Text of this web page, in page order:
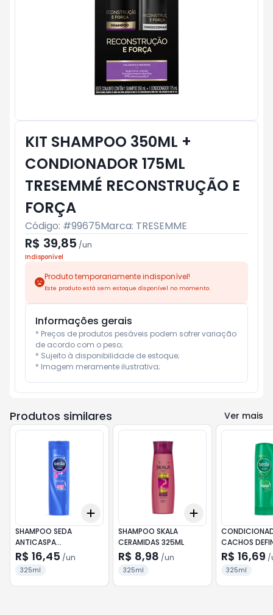
KIT SHAMPOO 350ML +
CONDIONADOR 175ML
TRESEMMÉ RECONSTRUÇÃO E
FORÇA
Código: #99675Marca: TRESEMME
R$ 39,85 /un
Indisponível
Produto temporariamente indisponível!
Este produto está sem estoque disponível no momento.
Informações gerais
* Preços de produtos pesáveis podem sofrer variação
de acordo com o peso;
* Sujeito à disponibilidade de estoque;
* Imagem meramente ilustrativa;
Produtos similares Ver mais
10
Add
SHAMPOO SEDA
ANTICASPA
HIDRATAÇÃO DIÁRIA
325ML
R$ 16,45 /un
325ml
10
Add
SHAMPOO SKALA
CERAMIDAS 325ML
R$ 8,98 /un
325ml
CACHOS
325ML
R$ 16,69 /
325ml